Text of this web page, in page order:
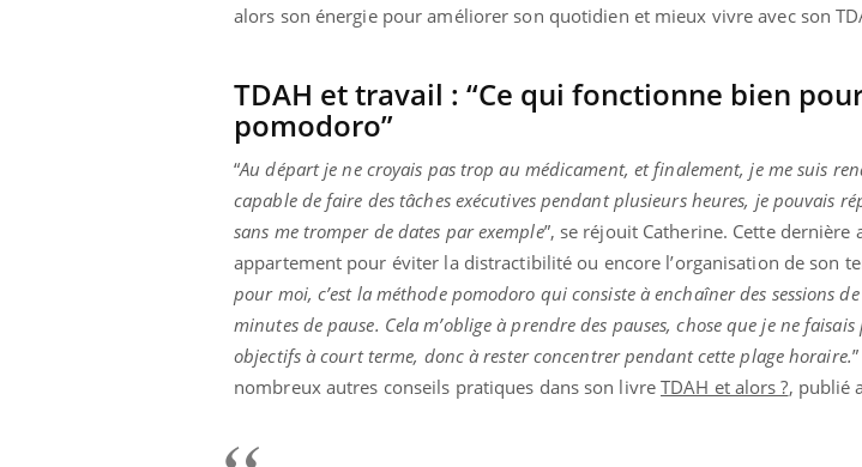
alors son énergie pour améliorer son quotidien et mieux vivre avec son
TDAH et travail : “Ce qui fonctionne bien
pomodoro”
“Au départ je ne croyais pas trop au médicament, et finalement, je me suis
capable de faire des tâches exécutives pendant plusieurs heures, je pouvais
sans me tromper de dates par exemple”, se réjouit Catherine. Cette dernière
appartement pour éviter la distractibilité ou encore l’organisation de son
pour moi, c’est la méthode pomodoro qui consiste à enchaîner des sessions
minutes de pause. Cela m’oblige à prendre des pauses, chose que je ne
objectifs à court terme, donc à rester concentrer pendant cette plage horaire.
nombreux autres conseils pratiques dans son livreTDAH et alors ?, publié
Eczéma Chronique des Mains : se
préparer pour l’été !Youtube
L'été arrive… et avec lui, un tout nouveau
rythme de vie ! Vacances, plage, piscine,
soleil, activités en plein air… Nos mains
Diabète & Ramadan 2026Youtube
Le Ramadan approche, et, pour de
nombreuses personnes atteintes de
diabète, c'est une période de questions, de
défis, mais ...